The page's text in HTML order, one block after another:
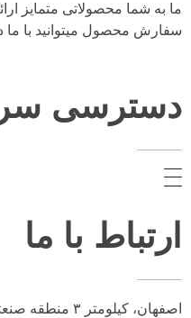
ما به شما محصولاتی متمایز
سفارش محصول میتوانید با ما
دسترسی
ارتباط با ما
اصفهان، کيلومتر ۳ منطقه صنعتي دولت آباد،